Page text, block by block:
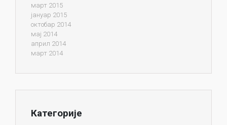
март 2015
јануар 2015
октобар 2014
мај 2014
април 2014
март 2014
Категорије